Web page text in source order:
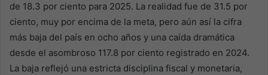
de 18.3 por ciento para 2025. La realidad fue de 31.5 por
ciento, muy por encima de la meta, pero aún así la cifra
más baja del país en ocho años y una caída dramática
desde el asombroso 117.8 por ciento registrado en 2024.
La baja reflejó una estricta disciplina fiscal y monetaria,